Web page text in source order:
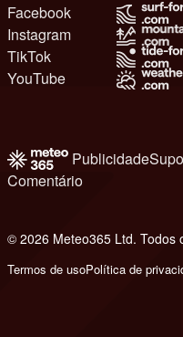
Facebook
Instagram
TikTok
YouTube
Publicidade
Comentário
© 2026 Meteo365 Ltd. Todos
Termos de usoPolítica de